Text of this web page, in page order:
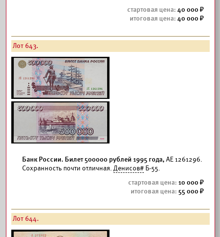
40 000
40 000
Лот 643.
Банк России. Билет 500000 рублей 1995 года,АЕ 1261296.
Сохранность почти отличная. Денисов# Б-55.
10 000
55 000
Лот 644.